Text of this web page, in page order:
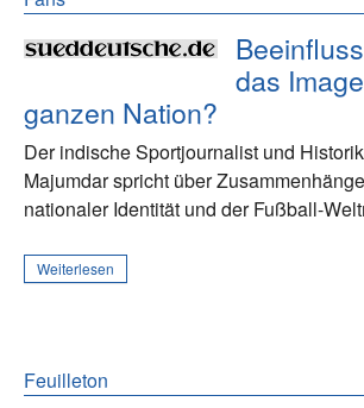
das
ganzen Nation?
Der indische Sportjournalist und
Majumdar spricht über
nationaler Identität und der Fußball-
Weiterlesen
Feuilleton